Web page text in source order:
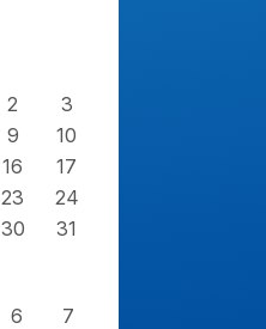
2
3
9
10
16
17
23
24
30 31
6
7